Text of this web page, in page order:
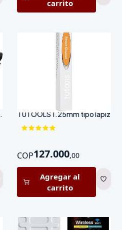
carrito
TUTOOLS 1.25mm tipo lápiz
COP127.000,00
Agregar al
carrito